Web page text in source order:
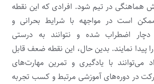
هماهنگی در تیم شود. افرادی که این نقطه
است در مواجهه با شرایط بحرانی و
دچار اضطراب شده و نتوانند به درستی
پیدا نمایند. بدین حال، این نقطه ضعف قابل
می‌توانند با یادگیری و تمرین مهارت‌های
در دوره‌های آموزشی مرتبط و کسب تجربه‌